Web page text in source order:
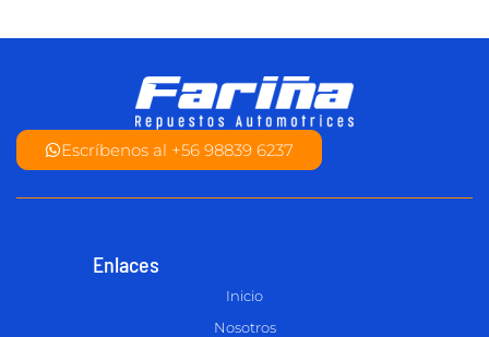
Escríbenos al +56 98839 6237
Enlaces
Inicio
Nosotros